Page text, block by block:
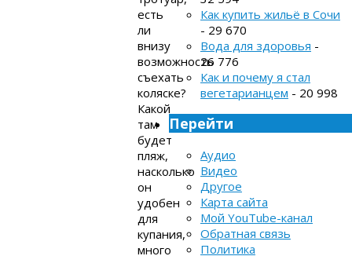
есть
ли
внизу
возможность
съехать
коляске?
Какой
там
будет
пляж,
насколько
он
удобен
для
купания,
много
Как купить жильё в Сочи
- 29 670
Вода для здоровья -
26 776
Как и почему я стал
вегетарианцем - 20 998
Перейти
Аудио
Видео
Другое
Карта сайта
Мой YouTube-канал
Обратная связь
Политика